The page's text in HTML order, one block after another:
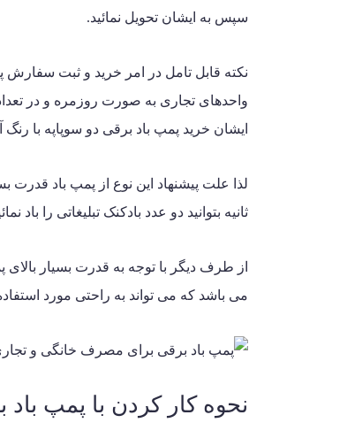
سپس به ایشان تحویل نمائید.
نکته قابل تامل در امر خرید و ثبت
واحدهای تجاری به صورت روزمره و در تعداد
ایشان خرید پمپ باد برقی دو سوپاپه با رنگ آبی و با
ثانیه بتوانید دو عدد بادکنک تبلیغاتی را
از طرف دیگر با توجه به قدرت بسیار بالای
می باشد که می تواند به راحتی مورد
نحوه کار کردن با پمپ باد